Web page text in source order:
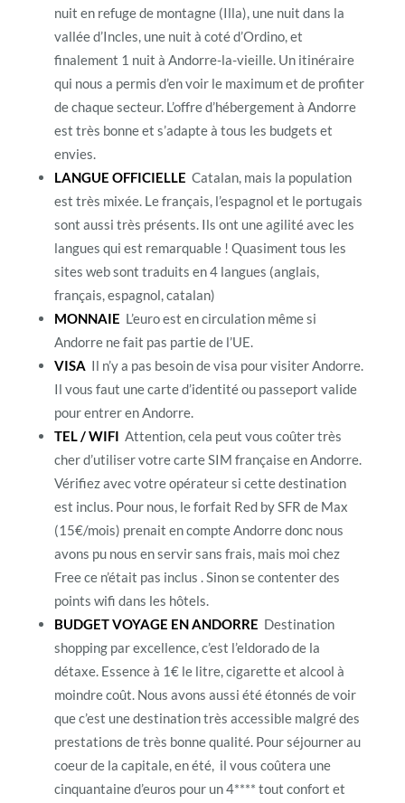
nuit en refuge de montagne (Illa), une nuit dans la
vallée d’Incles, une nuit à coté d’Ordino, et
finalement 1 nuit à Andorre-la-vieille. Un itinéraire
qui nous a permis d’en voir le maximum et de profiter
de chaque secteur. L’offre d’hébergement à Andorre
est très bonne et s’adapte à tous les budgets et
envies.
LANGUE OFFICIELLE Catalan, mais la population
est très mixée. Le français, l’espagnol et le portugais
sont aussi très présents. Ils ont une agilité avec les
langues qui est remarquable ! Quasiment tous les
sites web sont traduits en 4 langues (anglais,
français, espagnol, catalan)
MONNAIE L’euro est en circulation même si
Andorre ne fait pas partie de l’UE.
VISA Il n’y a pas besoin de visa pour visiter Andorre.
Il vous faut une carte d’identité ou passeport valide
pour entrer en Andorre.
TEL / WIFI Attention, cela peut vous coûter très
cher d’utiliser votre carte SIM française en Andorre.
Vérifiez avec votre opérateur si cette destination
est inclus. Pour nous, le forfait Red by SFR de Max
(15€/mois) prenait en compte Andorre donc nous
avons pu nous en servir sans frais, mais moi chez
Free ce n’était pas inclus . Sinon se contenter des
points wifi dans les hôtels.
BUDGET VOYAGE EN ANDORRE Destination
shopping par excellence, c’est l’eldorado de la
détaxe. Essence à 1€ le litre, cigarette et alcool à
moindre coût. Nous avons aussi été étonnés de voir
que c’est une destination très accessible malgré des
prestations de très bonne qualité. Pour séjourner au
coeur de la capitale, en été, il vous coûtera une
cinquantaine d’euros pour un 4**** tout confort et